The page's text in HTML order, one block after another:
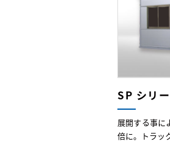
SP シリ
展開する事に
倍に。トラッ